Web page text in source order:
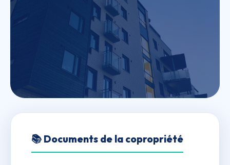
SDC LE CHEVERNY
📚 Documents de la copropriété